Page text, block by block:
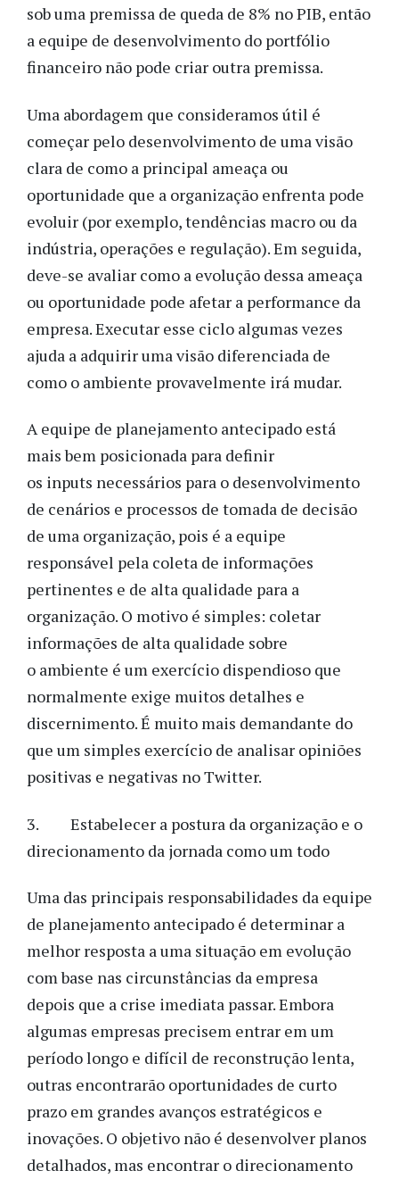
sob uma premissa de queda de 8% no PIB, então
a equipe de desenvolvimento do portfólio
financeiro não pode criar outra premissa.
Uma abordagem que consideramos útil é
começar pelo desenvolvimento de uma visão
clara de como a principal ameaça ou
oportunidade que a organização enfrenta pode
evoluir (por exemplo, tendências macro ou da
indústria, operações e regulação). Em seguida,
deve-se avaliar como a evolução dessa ameaça
ou oportunidade pode afetar a performance da
empresa. Executar esse ciclo algumas vezes
ajuda a adquirir uma visão diferenciada de
como o ambiente provavelmente irá mudar.
A equipe de planejamento antecipado está
mais bem posicionada para definir
os inputs necessários para o desenvolvimento
de cenários e processos de tomada de decisão
de uma organização, pois é a equipe
responsável pela coleta de informações
pertinentes e de alta qualidade para a
organização. O motivo é simples: coletar
informações de alta qualidade sobre
o ambiente é um exercício dispendioso que
normalmente exige muitos detalhes e
discernimento. É muito mais demandante do
que um simples exercício de analisar opiniões
positivas e negativas no Twitter.
3. Estabelecer a postura da organização e o
direcionamento da jornada como um todo
Uma das principais responsabilidades da equipe
de planejamento antecipado é determinar a
melhor resposta a uma situação em evolução
com base nas circunstâncias da empresa
depois que a crise imediata passar. Embora
algumas empresas precisem entrar em um
período longo e difícil de reconstrução lenta,
outras encontrarão oportunidades de curto
prazo em grandes avanços estratégicos e
inovações. O objetivo não é desenvolver planos
detalhados, mas encontrar o direcionamento